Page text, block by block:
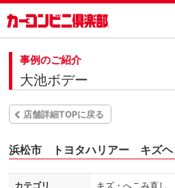
事例のご紹介
大池ボデー
店舗詳細TOPに戻る
浜松市 トヨタハリアー キズヘ
カテゴリ キズ・へこみ直し